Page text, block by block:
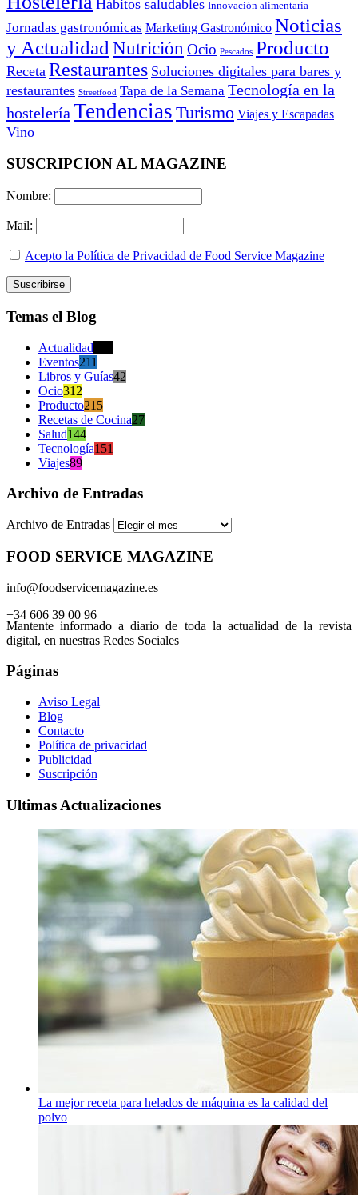
Hábitos saludables Innovación alimentaria
Jornadas gastronómicas Marketing Gastronómico Noticias
y Actualidad Nutrición Ocio Pescados Producto
Receta Restaurantes Soluciones digitales para bares y
restaurantes Streetfood Tapa de la Semana Tecnología en la
hostelería Tendencias Turismo Viajes y Escapadas
Vino
SUSCRIPCION AL MAGAZINE
Nombre:
Mail:
Acepto la Política de Privacidad de Food Service Magazine
Temas el Blog
Actualidad
Eventos211
Libros y Guías42
Ocio312
Producto215
Recetas de Cocina27
Salud144
Tecnología151
Viajes89
Archivo de Entradas
Archivo de Entradas
FOOD SERVICE MAGAZINE
info@foodservicemagazine.es
+34 606 39 00 96
Mantente informado a diario de toda la actualidad de la revista
digital, en nuestras Redes Sociales
Páginas
Aviso Legal
Blog
Contacto
Política de privacidad
Publicidad
Suscripción
Ultimas Actualizaciones
La mejor receta para helados de máquina es la calidad del
polvo